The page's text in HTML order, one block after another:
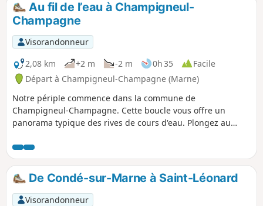
Au fil de l’eau à Champigneul-
Champagne
Visorandonneur
2,08 km
+2 m -2 m 0h 35
Facile
Départ à Champigneul-Champagne (Marne)
Notre périple commence dans la commune de
Champigneul-Champagne. Cette boucle vous offre un
panorama typique des rives de cours d'eau. Plongez au
doux bruissement des feuilles au gré du vent, et le
murmure apaisant de l'eau qui s'écoule. En période estivale,
ouvrez grands les yeux, car vous pourriez avoir la chance
d'apercevoir le troglodyte mignon, un petit passereau
évoluant gracieusement entre les ripisylves.
De Condé-sur-Marne à Saint-Léonard
Visorandonneur